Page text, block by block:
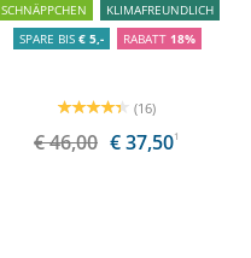
SCHNÄPPCHEN
KLIMAFREUNDLICH
SPARE BIS € 5,- RABATT 18%
(16)
€ 46,00 € 37,501